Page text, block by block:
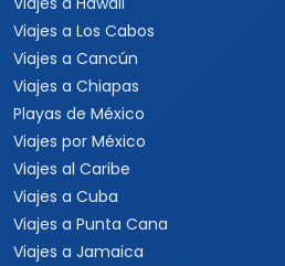
Viajes a Perú
Viajes a Sudamérica
Viajes a Estados Unidos
Viajes a Nueva York
Viajes a Las Vegas
Viajes a Orlando
Viajes a Hawaii
Viajes a Los Cabos
Viajes a Cancún
Viajes a Chiapas